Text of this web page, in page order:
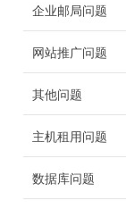
企业邮局问题
网站推广问题
其他问题
主机租用问题
数据库问题